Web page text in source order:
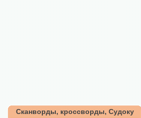
Сканворды, кроссворды, Судоку